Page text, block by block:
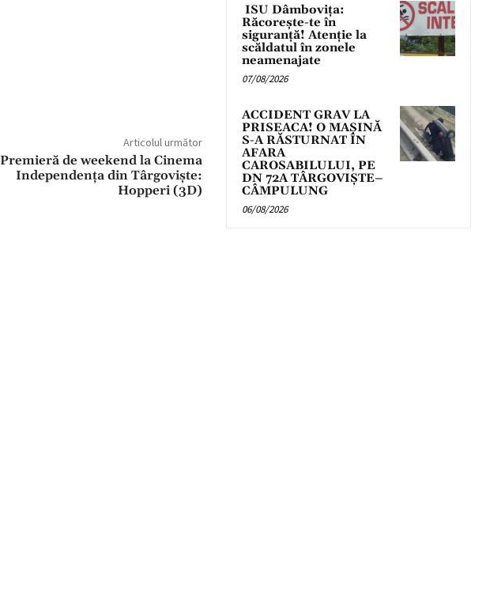
Articolul următor
Premieră de weekend la Cinema
Independența din Târgoviște:
Hopperi (3D)
ISU Dâmbovița:
Răcorește-te în
siguranță! Atenție la
scăldatul în zonele
neamenajate
07/08/2026
ACCIDENT GRAV LA
PRISEACA! O MAȘINĂ
S-A RĂSTURNAT ÎN
AFARA
CAROSABILULUI, PE
DN 72A TÂRGOVIȘTE–
CÂMPULUNG
06/08/2026